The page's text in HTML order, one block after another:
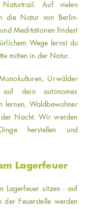
Auf vielen
die Natur von Berlin-
Meditationen findest
Wege lernst du
mitten in der Natur.
Urwälder
dein autonomes
lernen, Waldbewohner
der Nacht. Wir werden
herstellen und
Lagerfeuer
Lagerfeuer sitzen - auf
Feuerstelle werden